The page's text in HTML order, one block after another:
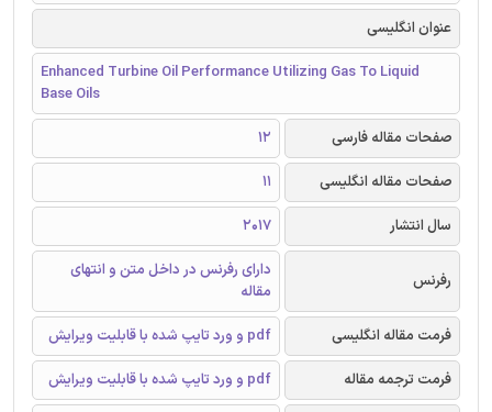
عنوان انگلیسی
Enhanced Turbine Oil Performance Utilizing Gas To Liquid
Base Oils
صفحات مقاله فارسی
12
صفحات مقاله انگلیسی
11
سال انتشار
2017
رفرنس
دارای رفرنس در داخل متن و انتهای
مقاله
فرمت مقاله انگلیسی
pdf و ورد تایپ شده با قابلیت ویرایش
فرمت ترجمه مقاله
pdf و ورد تایپ شده با قابلیت ویرایش